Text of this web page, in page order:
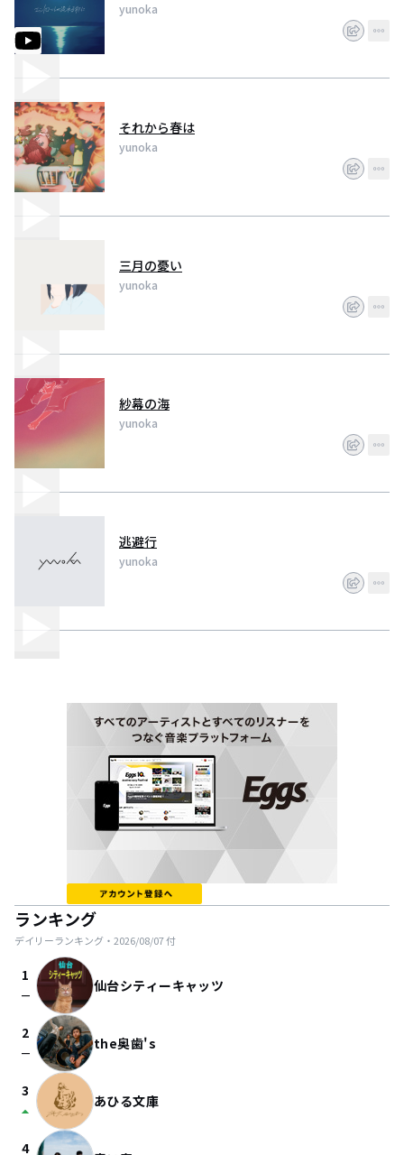
yunoka
それから春は
yunoka
三月の憂い
yunoka
紗幕の海
yunoka
逃避行
yunoka
ランキング
デイリーランキング・ 2026/08/07付
1
check_indeterminate_small 仙台シティーキャッツ
2
check_indeterminate_small the奥歯's
3
arrow_drop_up あひる文庫
4